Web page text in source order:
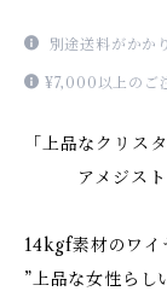
別途送料がかか
¥7,000以上のご
「上品なクリス
アメジスト ✖️
14kgf素材のワイ
”上品な女性らし